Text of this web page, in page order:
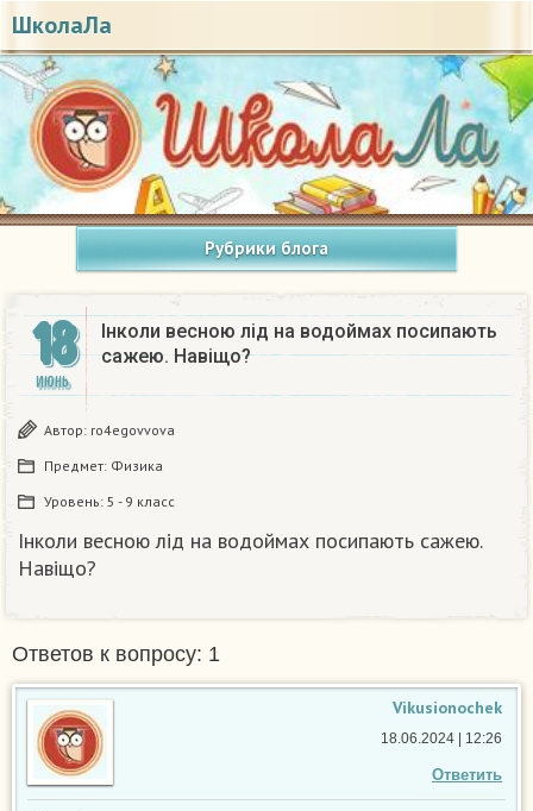
ШколаЛа
Рубрики блога
18
ИЮНЬ
Інколи весною лід на водоймах посипають
сажею. Навіщо?
Автор: ro4egovvova
Предмет: Физика
Уровень: 5 - 9 класс
Інколи весною лід на водоймах посипають сажею.
Навіщо?
Ответов к вопросу: 1
Vikusionochek
Ответить
18.06.2024 | 12:26